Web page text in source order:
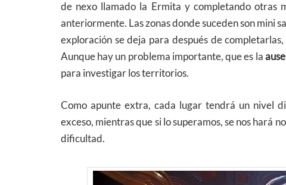
de nexo llamado la Ermita y completando otras
anteriormente. Las zonas donde suceden son mini
exploración se deja para después de
Aunque hay un problema importante, que es la
para investigar los territorios.
Como apunte extra, cada lugar tendrá un nivel
exceso, mientras que si lo superamos, se nos hará
dificultad.